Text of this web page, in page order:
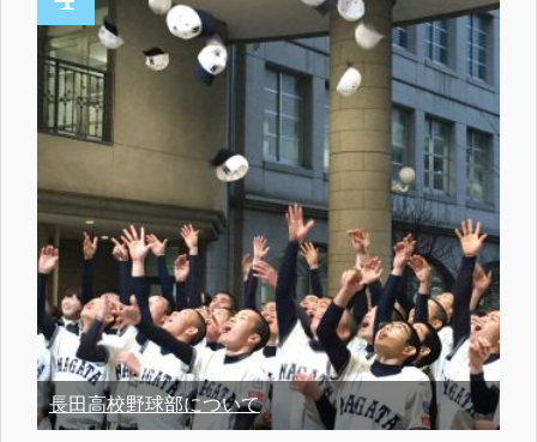
長田高校野球部について